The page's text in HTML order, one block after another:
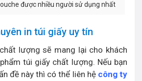
được nhiều người sử dụng nhất
in túi giấy uy tín
lượng sẽ mang lại cho khách
túi giấy chất lượng. Nếu bạn
đề này thì có thể liên hệ công ty